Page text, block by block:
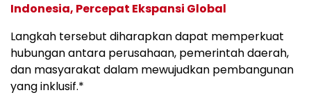
Indonesia, Percepat Ekspansi Global
Langkah tersebut diharapkan dapat memperkuat
hubungan antara perusahaan, pemerintah daerah,
dan masyarakat dalam mewujudkan pembangunan
yang inklusif.*